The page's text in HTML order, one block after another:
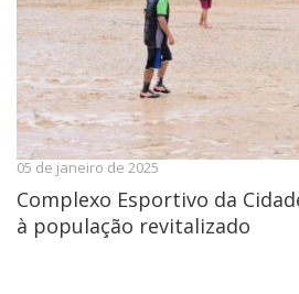
05 de janeiro de 2025
Complexo Esportivo da
à população revitalizado